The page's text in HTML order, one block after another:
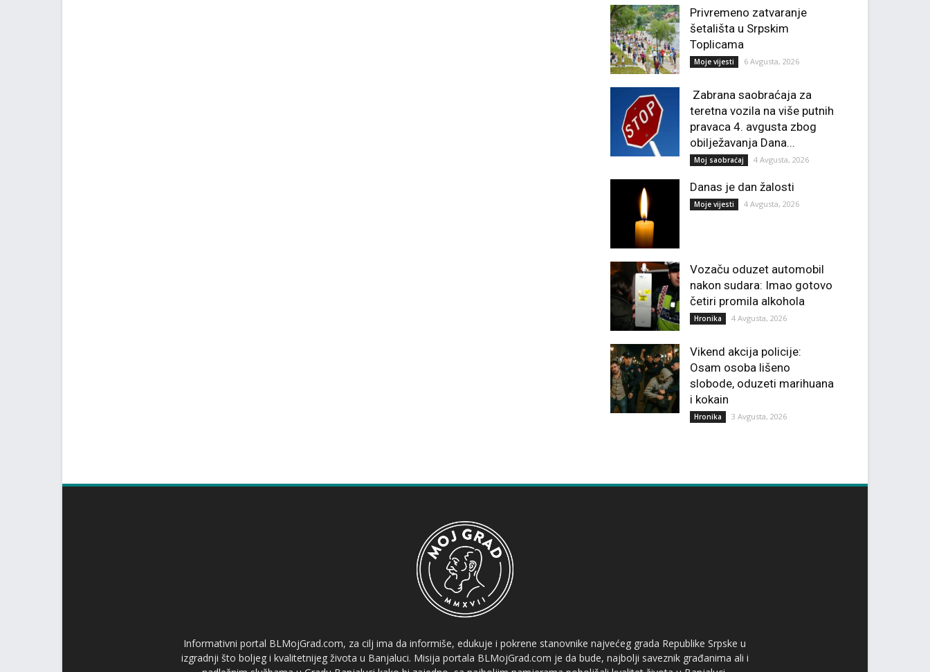
Privremeno zatvaranje
šetališta u Srpskim
Toplicama
Moje vijesti 6 Avgusta, 2026
Zabrana saobraćaja za
teretna vozila na više putnih
pravaca 4. avgusta zbog
obilježavanja Dana...
Moj saobraćaj 4 Avgusta, 2026
Danas je dan žalosti
Moje vijesti 4 Avgusta, 2026
Vozaču oduzet automobil
nakon sudara: Imao gotovo
četiri promila alkohola
Hronika 4 Avgusta, 2026
Vikend akcija policije:
Osam osoba lišeno
slobode, oduzeti marihuana
i kokain
Hronika 3 Avgusta, 2026
Informativni portal BLMojGrad.com, za cilj ima da informiše, edukuje i pokrene stanovnike najvećeg grada Republike Srpske u
izgradnji što boljeg i kvalitetnijeg života u Banjaluci. Misija portala BLMojGrad.com je da bude, najbolji saveznik građanima ali i